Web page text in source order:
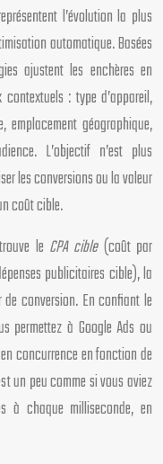
l’évolution la plus
automatique. Basées
ajustent les enchères en
: type d’appareil,
géographique,
L’objectif n’est plus
les conversions ou la valeur
coût cible.
le CPA cible(coût par
publicitaires cible), la
conversion. En confiant le
permettez à Google Ads ou
concurrence en fonction de
un peu comme si vous aviez
à chaque milliseconde, en